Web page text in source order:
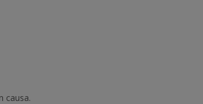
causa.